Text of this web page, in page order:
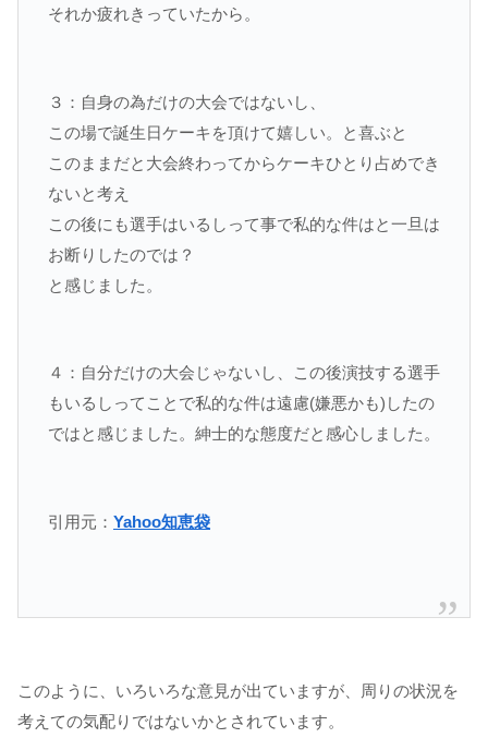
それか疲れきっていたから。
３：自身の為だけの大会ではないし、
この場で誕生日ケーキを頂けて嬉しい。と喜ぶと
このままだと大会終わってからケーキひとり占めでき
ないと考え
この後にも選手はいるしって事で私的な件はと一旦は
お断りしたのでは？
と感じました。
４：自分だけの大会じゃないし、この後演技する選手
もいるしってことで私的な件は遠慮(嫌悪かも)したの
ではと感じました。紳士的な態度だと感心しました。
引用元： Yahoo知恵袋
このように、いろいろな意見が出ていますが、周りの状況を
考えての気配りではないかとされています。